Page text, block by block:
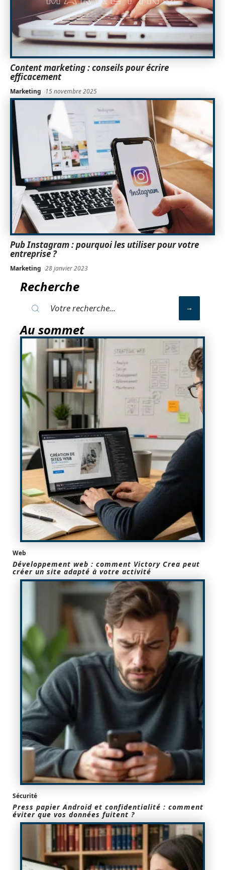
Content marketing : conseils pour écrire
efficacement
Marketing 15 novembre 2025
Pub Instagram : pourquoi les utiliser pour votre
entreprise ?
Marketing 28 janvier 2023
Recherche
Au sommet
Web
Développement web : comment Victory Crea peut
créer un site adapté à votre activité
Sécurité
Press papier Android et confidentialité : comment
éviter que vos données fuitent ?